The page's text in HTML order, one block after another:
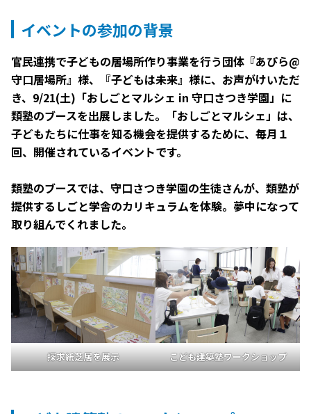
イベントの参加の背景
官民連携で子どもの居場所作り事業を行う団体『あぴら@
守口居場所』様、『子どもは未来』様に、お声がけいただ
き、9/21(土)「おしごとマルシェ in 守口さつき学園」に
類塾のブースを出展しました。「おしごとマルシェ」は、
子どもたちに仕事を知る機会を提供するために、毎月１
回、開催されているイベントです。
類塾のブースでは、守口さつき学園の生徒さんが、類塾が
提供するしごと学舎のカリキュラムを体験。夢中になって
取り組んでくれました。
探求紙芝居を展示 こども建築塾ワークショップ